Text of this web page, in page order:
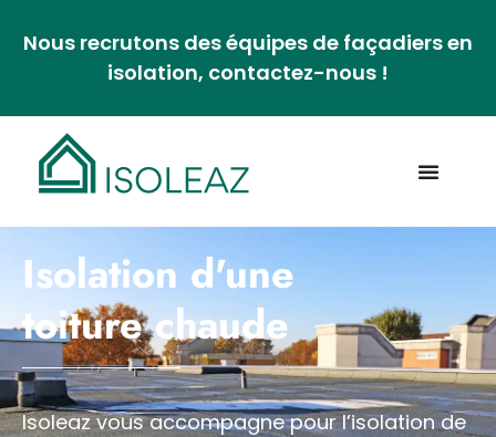
Nous recrutons des équipes de façadiers en
isolation, contactez-nous !
Isolation d'une
toiture chaude
Isoleaz vous accompagne pourl’isolationde